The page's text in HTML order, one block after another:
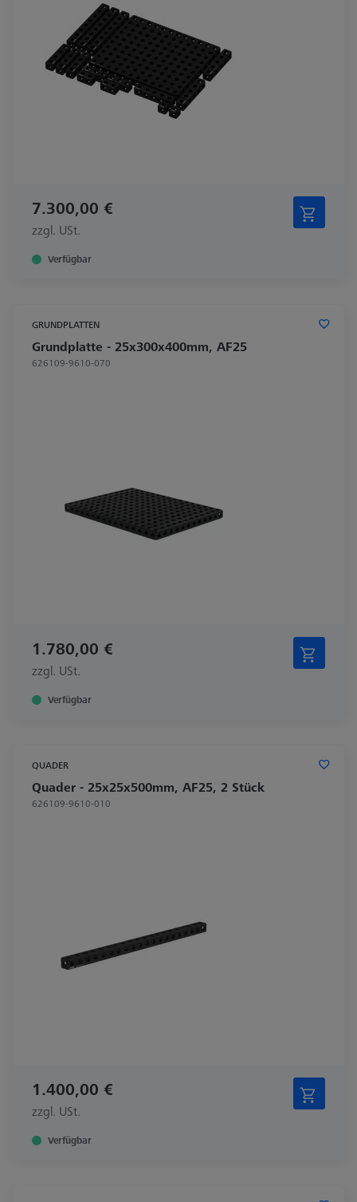
7.300,00 €
zzgl. USt.
Verfügbar
GRUNDPLATTEN
Grundplatte - 25x300x400mm, AF25
626109-9610-070
1.780,00 €
zzgl. USt.
Verfügbar
QUADER
Quader - 25x25x500mm, AF25, 2 Stück
626109-9610-010
1.400,00 €
zzgl. USt.
Verfügbar